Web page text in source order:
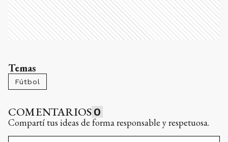
Temas
Fútbol
COMENTARIOS 0
Compartí tus ideas de forma responsable y respetuosa.